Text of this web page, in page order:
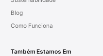
Blog
Como Funciona
Também Estamos Em